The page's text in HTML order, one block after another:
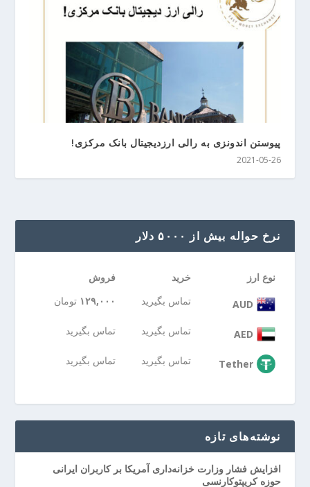
پیوستن اندونزی به رالی ارزدیجیتال بانک مرکزی!
2021-05-26
نرخ حواله بیش از ۵۰۰۰ دلار
نوع ارز خرید فروش
AUD تماس بگیرید ۱۲۹,۰۰۰ تومان
AED تماس بگیرید تماس بگیرید
Tether تماس بگیرید تماس بگیرید
نوشته‌های تازه
افزایش فشار وزارت خزانه‌داری آمریکا بر کاربران ایرانی
حوزه کریپتوکارنسی